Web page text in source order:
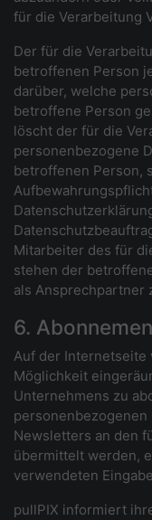
für die Verarbeitung
Der für die
betroffenen Person
darüber, welche
betroffene Person
löscht der für die
personenbezogene
betroffenen Person,
Mitarbeiter des für
stehen der
als Ansprechpartner
6.
Auf der Internetseite
Möglichkeit
Unternehmens zu
Newsletters an den
übermittelt werden,
verwendeten
pullPIX informiert